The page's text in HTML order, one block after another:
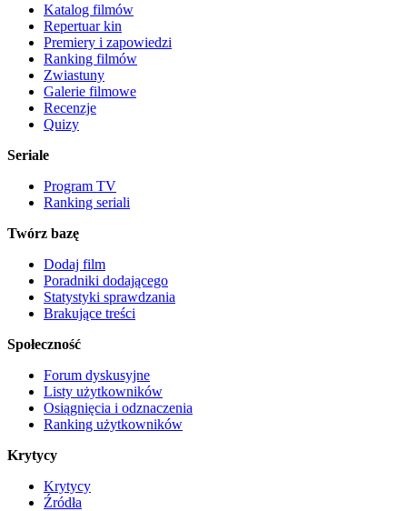
Katalog filmów
Repertuar kin
Premiery i zapowiedzi
Ranking filmów
Zwiastuny
Galerie filmowe
Recenzje
Quizy
Seriale
Program TV
Ranking seriali
Twórz bazę
Dodaj film
Poradniki dodającego
Statystyki sprawdzania
Brakujące treści
Społeczność
Forum dyskusyjne
Listy użytkowników
Osiągnięcia i odznaczenia
Ranking użytkowników
Krytycy
Krytycy
Źródła